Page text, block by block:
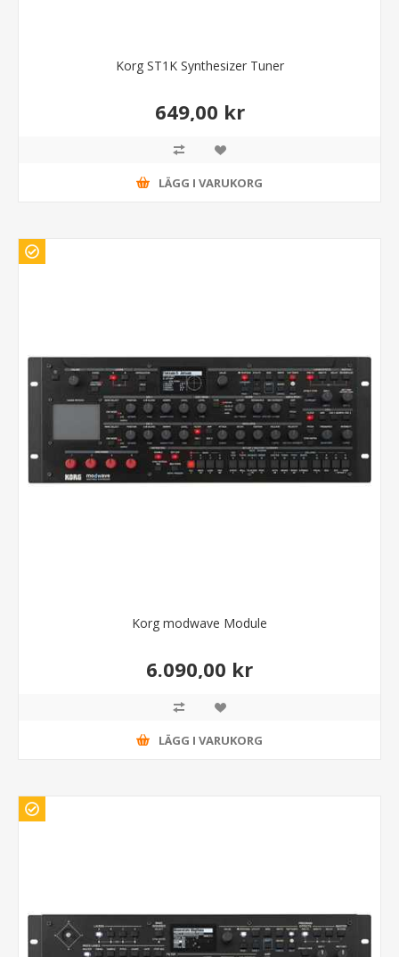
Korg ST1K Synthesizer Tuner
649,00 kr
LÄGG I VARUKORG
Korg modwave Module
6.090,00 kr
LÄGG I VARUKORG